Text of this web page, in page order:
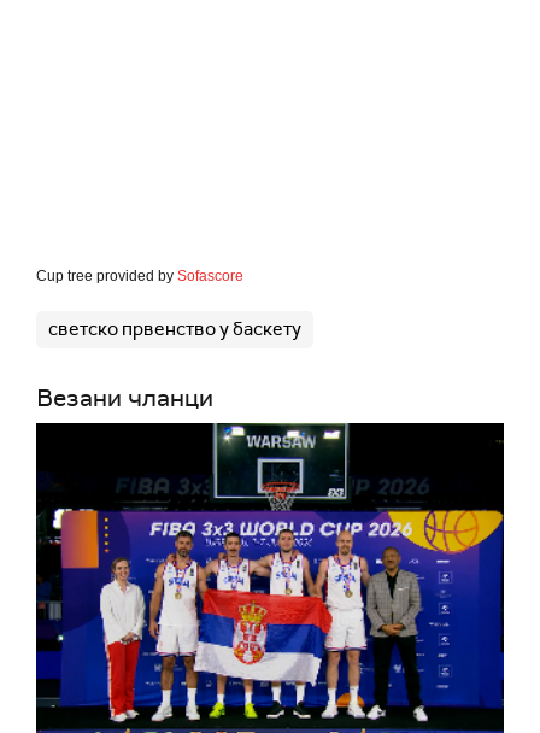
Cup tree provided by Sofascore
светско првенство у баскету
Везани чланци